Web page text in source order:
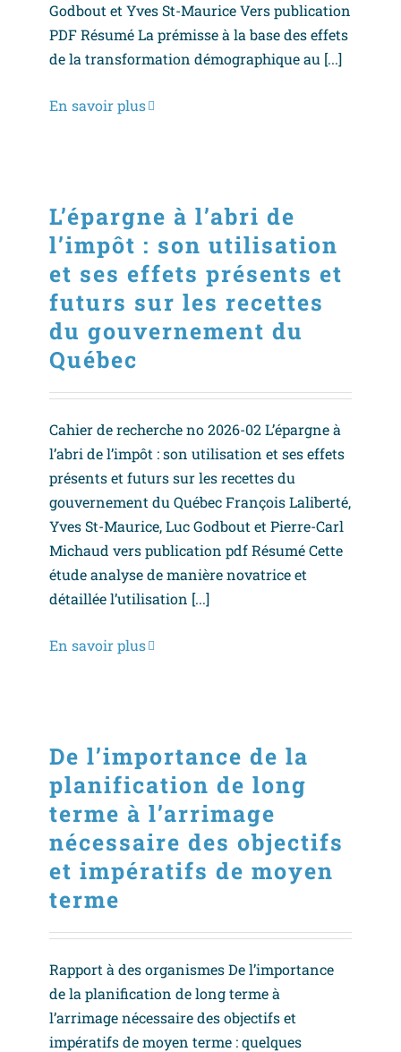
Godbout et Yves St-Maurice Vers publication
PDF Résumé La prémisse à la base des effets
de la transformation démographique au [...]
En savoir plus
L’épargne à l’abri de
l’impôt : son utilisation
et ses effets présents et
futurs sur les recettes
du gouvernement du
Québec
Cahier de recherche no 2026-02 L’épargne à
l’abri de l’impôt : son utilisation et ses effets
présents et futurs sur les recettes du
gouvernement du Québec François Laliberté,
Yves St-Maurice, Luc Godbout et Pierre-Carl
Michaud vers publication pdf Résumé Cette
étude analyse de manière novatrice et
détaillée l’utilisation [...]
En savoir plus
De l’importance de la
planification de long
terme à l’arrimage
nécessaire des objectifs
et impératifs de moyen
terme
Rapport à des organismes De l’importance
de la planification de long terme à
l’arrimage nécessaire des objectifs et
impératifs de moyen terme : quelques